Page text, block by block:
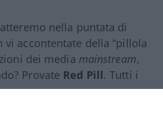
nella puntata di
vi accontentate della “pillola
dei media mainstream,
Provate Red Pill. Tutti i